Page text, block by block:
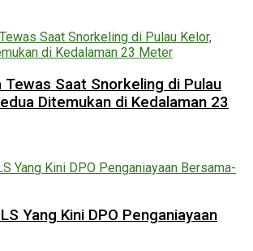
Tewas Saat Snorkeling di Pulau
Ditemukan di Kedalaman 23
Yang Kini DPO Penganiayaan